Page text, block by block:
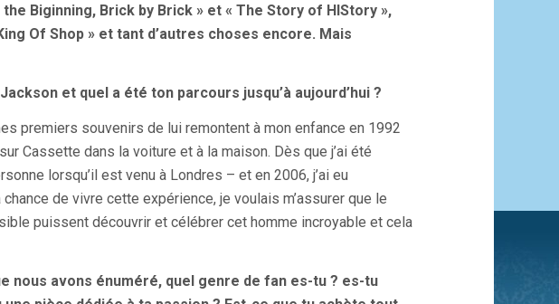
Biginning, Brick by Brick » et « The Story of HIStory »,
Of Shop » et tant d’autres choses encore. Mais
et quel a été ton parcours jusqu’à aujourd’hui ?
premiers souvenirs de lui remontent à mon enfance en 1992
Cassette dans la voiture et à la maison. Dès que j’ai été
lorsqu’il est venu à Londres – et en 2006, j’ai eu
de vivre cette expérience, je voulais m’assurer que le
puissent découvrir et célébrer cet homme incroyable et cela
nous avons énuméré, quel genre de fan es-tu ? es-tu